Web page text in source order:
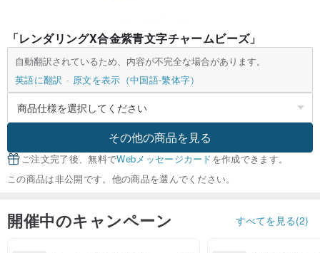
「レンダリングX合金紫青文字チャームビーズ」
自動翻訳されているため、内容が不完全な場合があります。
英語に翻訳
原文を表示（中国語-繁体字）
その他の商品を見る
ご注文完了後、無料でWebメッセージカードを作成できます。
この商品は非公開です。他の商品を選んでください。
開催中のキャンペーン すべてを見る(2)